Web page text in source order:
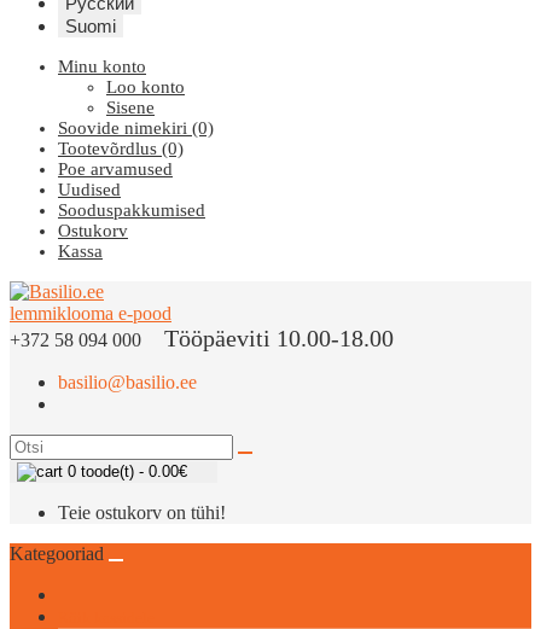
Suomi
Minu konto
Loo konto
Sisene
Soovide nimekiri (0)
Tootevõrdlus (0)
Poe arvamused
Uudised
Sooduspakkumised
Ostukorv
Kassa
+372 58 094 000 Tööpäeviti 10.00-18.00
basilio@basilio.ee
0 toode(t) - 0.00€
Teie ostukorv on tühi!
Kategooriad